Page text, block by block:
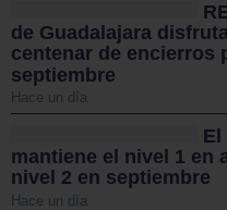
de Guadalajara
centenar de encierros
septiembre
Hace un día
El
mantiene el nivel 1 en
nivel 2 en septiembre
Hace un día